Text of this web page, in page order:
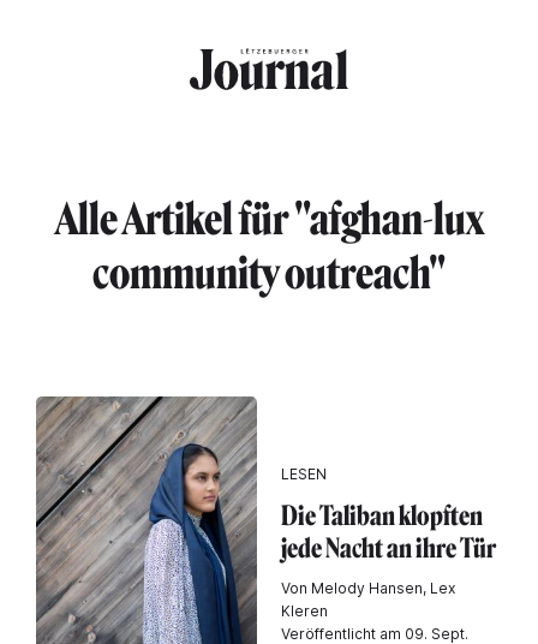
Alle Artikel für "afghan-lux
community outreach"
LESEN
Die Taliban klopften
jede Nacht an ihre Tür
Von Melody Hansen, Lex
Kleren
Veröffentlicht am 09. Sept.